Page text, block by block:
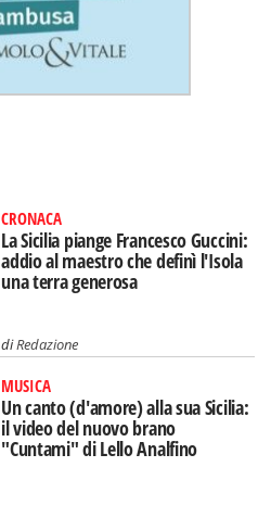
CRONACA
La Sicilia piange Francesco Guccini:
addio al maestro che definì l'Isola
una terra generosa
diRedazione
MUSICA
Un canto (d'amore) alla sua Sicilia:
il video del nuovo brano
"Cuntami" di Lello Analfino